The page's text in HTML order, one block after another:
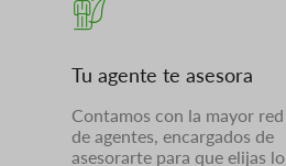
Tu agente te asesora
Contamos con la mayor red
de agentes, encargados de
asesorarte para que elijas lo